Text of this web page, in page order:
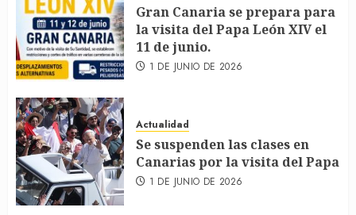
Gran Canaria se prepara para
la visita del Papa León XIV el
11 de junio.
1 DE JUNIO DE 2026
Actualidad
Se suspenden las clases en
Canarias por la visita del Papa
1 DE JUNIO DE 2026